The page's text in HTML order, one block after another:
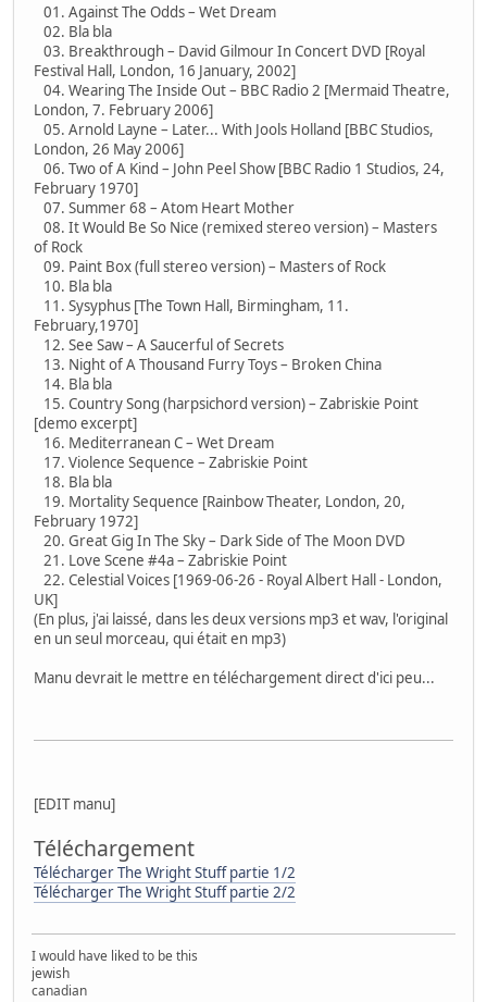
01. Against The Odds – Wet Dream
02. Bla bla
03. Breakthrough – David Gilmour In Concert DVD [Royal
Festival Hall, London, 16 January, 2002]
04. Wearing The Inside Out – BBC Radio 2 [Mermaid Theatre,
London, 7. February 2006]
05. Arnold Layne – Later... With Jools Holland [BBC Studios,
London, 26 May 2006]
06. Two of A Kind – John Peel Show [BBC Radio 1 Studios, 24,
February 1970]
07. Summer 68 – Atom Heart Mother
08. It Would Be So Nice (remixed stereo version) – Masters
of Rock
09. Paint Box (full stereo version) – Masters of Rock
10. Bla bla
11. Sysyphus [The Town Hall, Birmingham, 11.
February,1970]
12. See Saw – A Saucerful of Secrets
13. Night of A Thousand Furry Toys – Broken China
14. Bla bla
15. Country Song (harpsichord version) – Zabriskie Point
[demo excerpt]
16. Mediterranean C – Wet Dream
17. Violence Sequence – Zabriskie Point
18. Bla bla
19. Mortality Sequence [Rainbow Theater, London, 20,
February 1972]
20. Great Gig In The Sky – Dark Side of The Moon DVD
21. Love Scene #4a – Zabriskie Point
22. Celestial Voices [1969-06-26 - Royal Albert Hall - London,
UK]
(En plus, j'ai laissé, dans les deux versions mp3 et wav, l'original
en un seul morceau, qui était en mp3)
Manu devrait le mettre en téléchargement direct d'ici peu...
[EDIT manu]
Téléchargement
Télécharger The Wright Stuff partie 1/2
Télécharger The Wright Stuff partie 2/2
I would have liked to be this
jewish
canadian